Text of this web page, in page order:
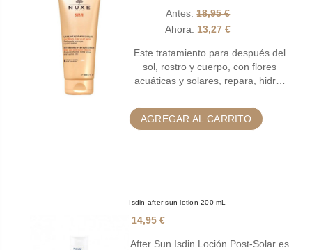
Antes: 18,95 €
Ahora: 13,27 €
Este tratamiento para después del
sol, rostro y cuerpo, con flores
acuáticas y solares, repara, hidr…
AGREGAR AL CARRITO
Isdin after-sun lotion 200 mL
14,95 €
After Sun Isdin Loción Post-Solar es